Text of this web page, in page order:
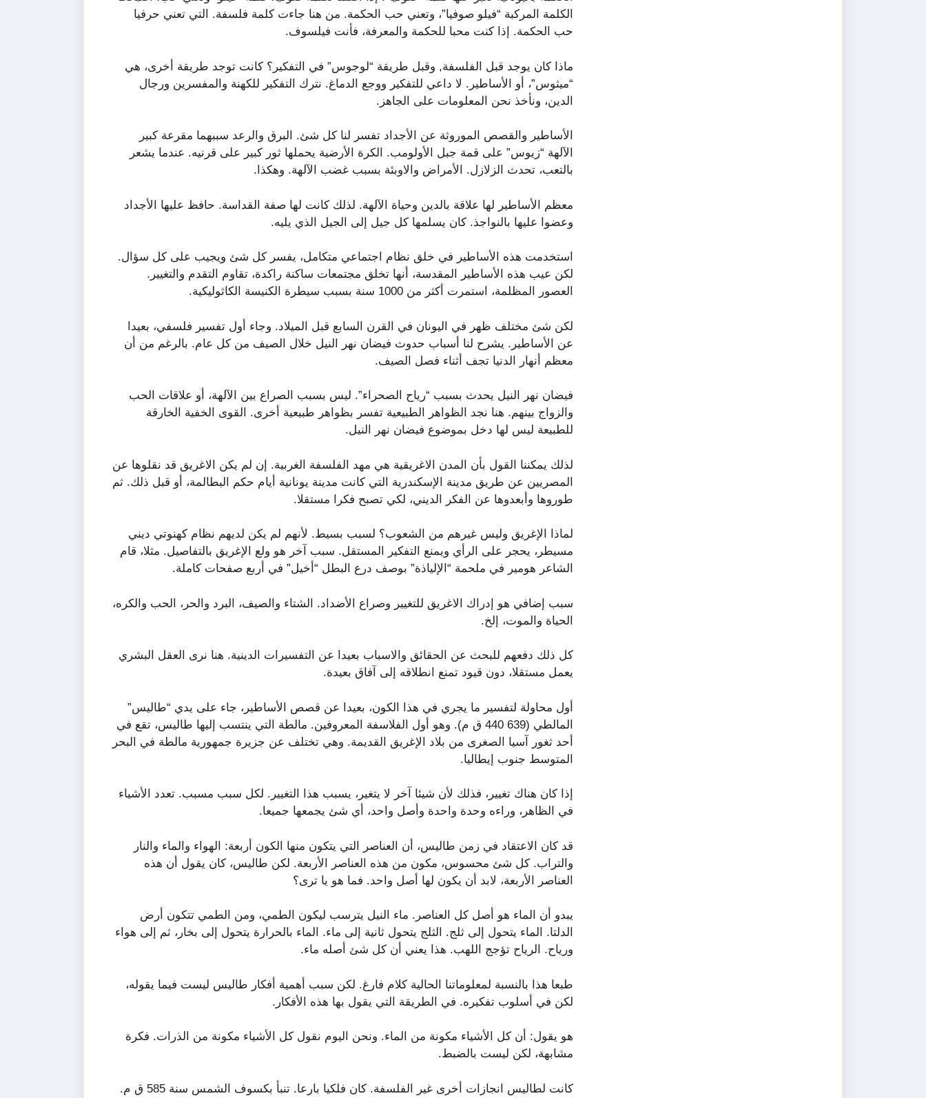
الكلمة المركبة “فيلو صوفيا”، وتعني حب الحكمة. من هنا جاءت كلمة فلسفة. التي تعني حرفيا
حب الحكمة. إذا كنت محبا للحكمة والمعرفة، فأنت فيلسوف.
ماذا كان يوجد قبل الفلسفة, وقبل طريقة “لوجوس” في التفكير؟ كانت توجد طريقة أخرى، هي
“ميثوس”، أو الأساطير. لا داعي للتفكير ووجع الدماغ. نترك التفكير للكهنة والمفسرين ورجال
الدين، ونأخذ نحن المعلومات على الجاهز.
الأساطير والقصص الموروثة عن الأجداد تفسر لنا كل شئ. البرق والرعد سببهما مقرعة كبير
الآلهة “زيوس” على قمة جبل الأولومب. الكرة الأرضية يحملها ثور كبير على قرنيه. عندما يشعر
بالتعب، تحدث الزلازل. الأمراض والاوبئة بسبب غضب الآلهة. وهكذا.
معظم الأساطير لها علاقة بالدين وحياة الآلهة. لذلك كانت لها صفة القداسة. حافظ عليها الأجداد
وعضوا عليها بالنواجذ. كان يسلمها كل جيل إلى الجيل الذي يليه.
استخدمت هذه الأساطير في خلق نظام اجتماعي متكامل، يفسر كل شئ ويجيب على كل سؤال.
لكن عيب هذه الأساطير المقدسة، أنها تخلق مجتمعات ساكنة راكدة، تقاوم التقدم والتغيير.
العصور المظلمة، استمرت أكثر من 1000 سنة بسبب سيطرة الكنيسة الكاثوليكية.
لكن شئ مختلف ظهر في اليونان في القرن السابع قبل الميلاد. وجاء أول تفسير فلسفي، بعيدا
عن الأساطير. يشرح لنا أسباب حدوث فيضان نهر النيل خلال الصيف من كل عام. بالرغم من أن
معظم أنهار الدنيا تجف أثناء فصل الصيف.
فيضان نهر النيل يحدث بسبب “رياح الصحراء”. ليس بسبب الصراع بين الآلهة، أو علاقات الحب
والزواج بينهم. هنا نجد الظواهر الطبيعية تفسر بظواهر طبيعية أخرى. القوى الخفية الخارقة
للطبيعة ليس لها دخل بموضوع فيضان نهر النيل.
لذلك يمكننا القول بأن المدن الاغريقية هي مهد الفلسفة الغربية. إن لم يكن الاغريق قد نقلوها عن
المصريين عن طريق مدينة الإسكندرية التي كانت مدينة يونانية أيام حكم البطالمة، أو قبل ذلك. ثم
طوروها وأبعدوها عن الفكر الديني، لكي تصبح فكرا مستقلا.
لماذا الإغريق وليس غيرهم من الشعوب؟ لسبب بسيط. لأنهم لم يكن لديهم نظام كهنوتي ديني
مسيطر، يحجر على الرأي ويمنع التفكير المستقل. سبب آخر هو ولع الإغريق بالتفاصيل. مثلا، قام
الشاعر هومير في ملحمة “الإلياذة” بوصف درع البطل “أخيل” في أربع صفحات كاملة.
سبب إضافي هو إدراك الاغريق للتغيير وصراع الأضداد. الشتاء والصيف، البرد والحر، الحب والكره،
الحياة والموت، إلخ.
كل ذلك دفعهم للبحث عن الحقائق والاسباب بعيدا عن التفسيرات الدينية. هنا نرى العقل البشري
يعمل مستقلا، دون قيود تمنع انطلاقه إلى آفاق بعيدة.
أول محاولة لتفسير ما يجري في هذا الكون، بعيدا عن قصص الأساطير، جاء على يدي “طاليس”
المالطي (639 440 ق م). وهو أول الفلاسفة المعروفين. مالطة التي ينتسب إليها طاليس، تقع في
أحد ثغور آسيا الصغرى من بلاد الإغريق القديمة. وهي تختلف عن جزيرة جمهورية مالطة في البحر
المتوسط جنوب إيطاليا.
إذا كان هناك تغيير، فذلك لأن شيئا آخر لا يتغير، يسبب هذا التغيير. لكل سبب مسبب. تعدد الأشياء
في الظاهر، وراءه وحدة واحدة وأصل واحد، أي شئ يجمعها جميعا.
قد كان الاعتقاد في زمن طاليس، أن العناصر التي يتكون منها الكون أربعة: الهواء والماء والنار
والتراب. كل شئ محسوس، مكون من هذه العناصر الأربعة. لكن طاليس، كان يقول أن هذه
العناصر الأربعة، لابد أن يكون لها أصل واحد. فما هو يا ترى؟
يبدو أن الماء هو أصل كل العناصر. ماء النيل يترسب ليكون الطمي، ومن الطمي تتكون أرض
الدلتا. الماء يتحول إلى ثلج. الثلج يتحول ثانية إلى ماء. الماء بالحرارة يتحول إلى بخار، ثم إلى هواء
ورياح. الرياح تؤجج اللهب. هذا يعني أن كل شئ أصله ماء.
طبعا هذا بالنسبة لمعلوماتنا الحالية كلام فارغ. لكن سبب أهمية أفكار طاليس ليست فيما يقوله،
لكن في أسلوب تفكيره. في الطريقة التي يقول بها هذه الأفكار.
هو يقول: أن كل الأشياء مكونة من الماء. ونحن اليوم نقول كل الأشياء مكونة من الذرات. فكرة
مشابهة، لكن ليست بالضبط.
كانت لطاليس انجازات أخرى غير الفلسفة. كان فلكيا بارعا. تنبأ بكسوف الشمس سنة 585 ق م.